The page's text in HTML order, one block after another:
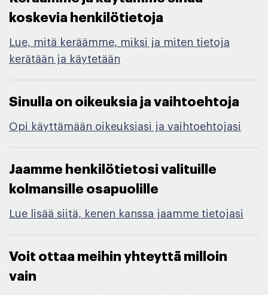
koskevia henkilötietoja ​
Lue, mitä keräämme, miksi ja miten tietoja
kerätään ja käytetään
Sinulla on oikeuksia ja vaihtoehtoja​
Opi käyttämään oikeuksiasi ja vaihtoehtojasi
Jaamme henkilötietosi valituille
kolmansille osapuolille​
Lue lisää siitä, kenen kanssa jaamme tietojasi
Voit ottaa meihin yhteyttä milloin
vain​